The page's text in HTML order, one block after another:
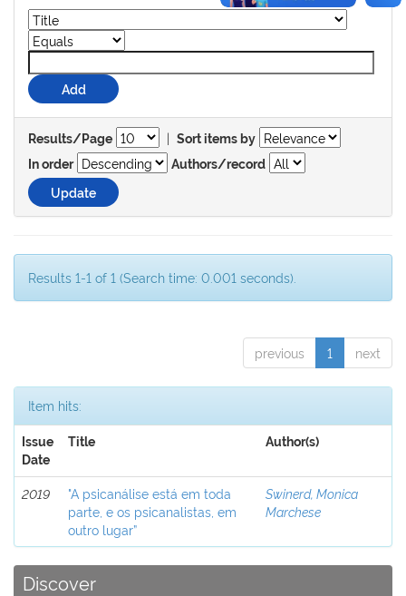
Results/Page | Sort items by
In order
Authors/record
Results 1-1 of 1 (Search time: 0.001 seconds).
previous 1 next
Item hits:
Issue
Date
Title Author(s)
2019
"A psicanálise está em toda
parte, e os psicanalistas, em
outro lugar”
Swinerd, Monica
Marchese
Discover